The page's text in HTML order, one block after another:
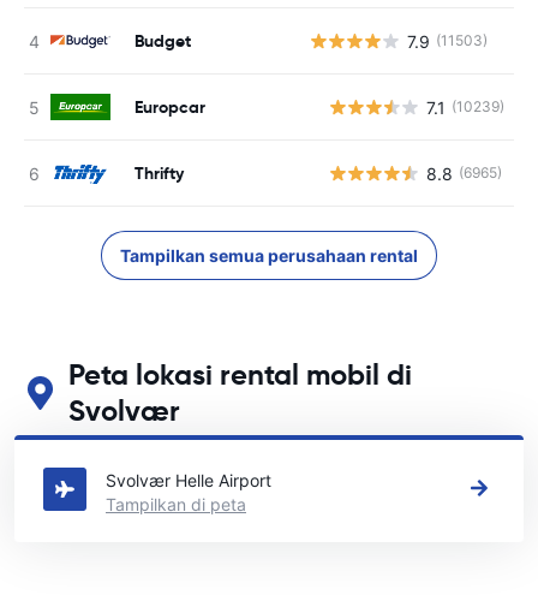
Budget 7.9 (11503)
Europcar 7.1 (10239)
Thrifty 8.8 (6965)
Tampilkan semua perusahaan rental
Peta lokasi rental mobil di
Svolvær
Lihat lokasi persewaan mobil utama kami di Svolvær
Svolvær Helle Airport
Tampilkan di peta